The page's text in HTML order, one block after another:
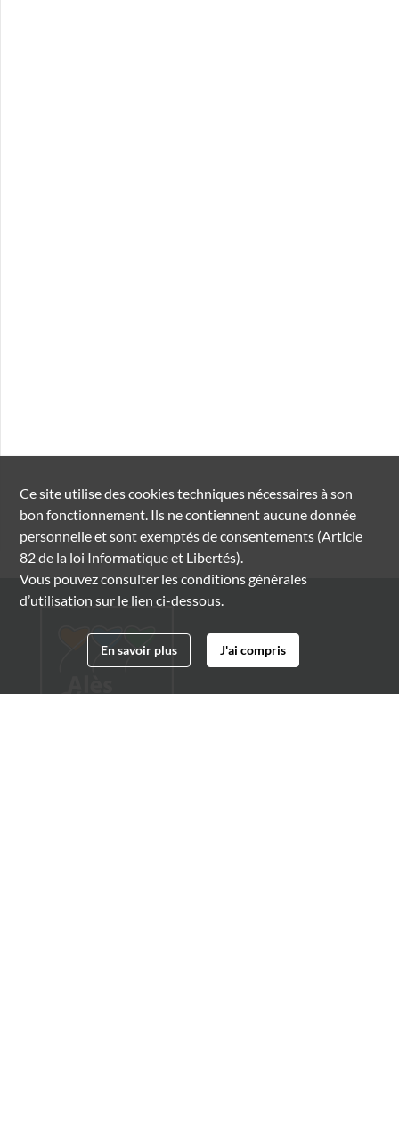
Ce site utilise descookiestechniques nécessaires à son
bon fonctionnement. Ils ne contiennent aucune donnée
personnelle et sont exemptés de consentements (Article
82 de la loi Informatique et Libertés).
Vous pouvez consulter les conditions générales
d’utilisation sur le lien ci-dessous.
En savoir plus J'ai compris